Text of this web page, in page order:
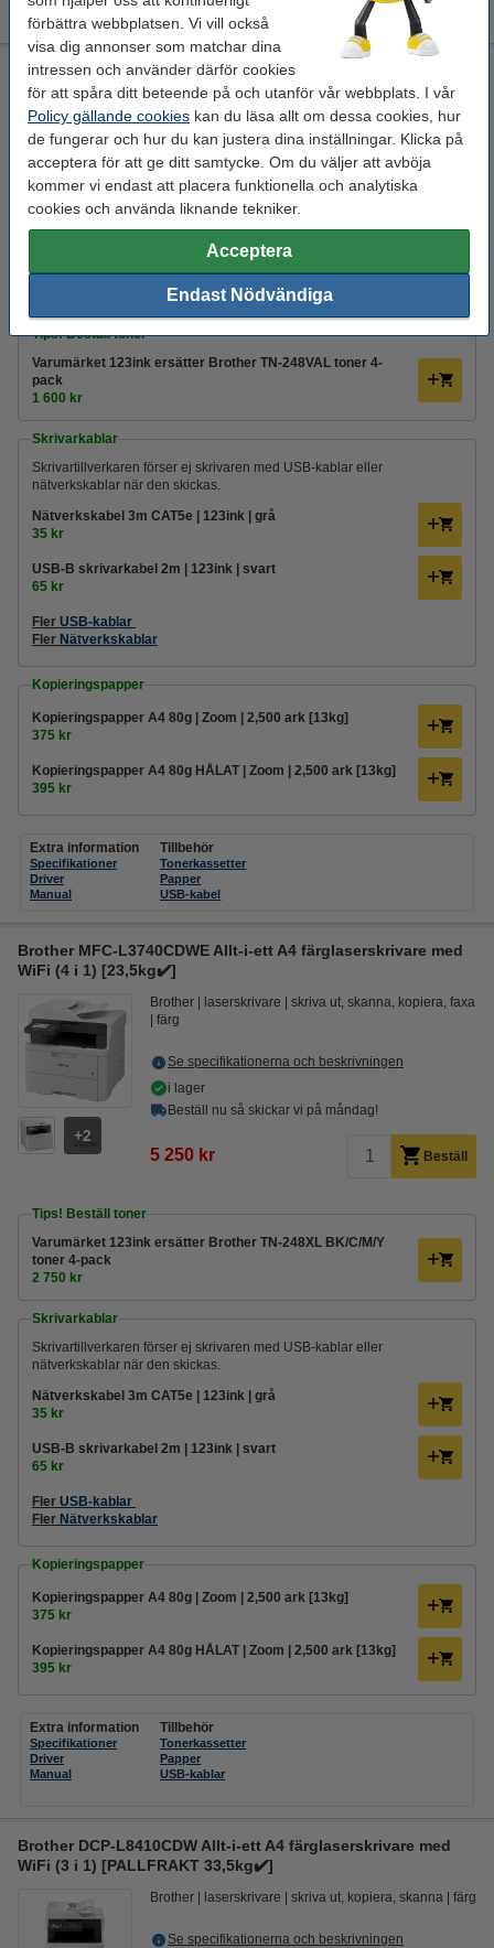
förbättra webbplatsen. Vi vill också
visa dig annonser som matchar dina
intressen och använder därför cookies
för att spåra ditt beteende på och utanför vår webbplats. I vår
Policy gällande cookies kan du läsa allt om dessa cookies, hur
de fungerar och hur du kan justera dina inställningar. Klicka på
acceptera för att ge ditt samtycke. Om du väljer att avböja
kommer vi endast att placera funktionella och analytiska
cookies och använda liknande tekniker.
Acceptera
Endast Nödvändiga
Brother MFC-L3760CDW Allt-i-ett A4 färglaserskrivare med
WiFi (4 i 1) [24kg✔️]
Brother laserskrivare
skriva ut, skanna, kopiera, faxa
färg
Se specifikationerna och beskrivningen
i lager
Beställ nu så skickar vi på måndag!
4 900 kr Beställ
Tips! Beställ toner
Varumärket 123ink ersätter Brother TN-248VAL toner 4-
pack
1 600 kr
Skrivarkablar
Skrivartillverkaren förser ej skrivaren med USB-kablar eller
nätverkskablar när den skickas.
Nätverkskabel 3m CAT5e | 123ink | grå
35 kr
USB-B skrivarkabel 2m | 123ink | svart
65 kr
Fler USB-kablar
Fler Nätverkskablar
Kopieringspapper
Kopieringspapper A4 80g | Zoom | 2,500 ark [13kg]
375 kr
Kopieringspapper A4 80g HÅLAT | Zoom | 2,500 ark [13kg]
395 kr
Extra information
Specifikationer
Driver
Manual
Tillbehör
Tonerkassetter
Papper
USB-kabel
Brother MFC-L3740CDWE Allt-i-ett A4 färglaserskrivare med
WiFi (4 i 1) [23,5kg✔️]
2
Brother laserskrivare
skriva ut, skanna, kopiera, faxa
färg
Se specifikationerna och beskrivningen
i lager
Beställ nu så skickar vi på måndag!
5 250 kr Beställ
Tips! Beställ toner
Varumärket 123ink ersätter Brother TN-248XL BK/C/M/Y
toner 4-pack
2 750 kr
Skrivarkablar
Skrivartillverkaren förser ej skrivaren med USB-kablar eller
nätverkskablar när den skickas.
Nätverkskabel 3m CAT5e | 123ink | grå
35 kr
USB-B skrivarkabel 2m | 123ink | svart
65 kr
Fler USB-kablar
Fler Nätverkskablar
Kopieringspapper
Kopieringspapper A4 80g | Zoom | 2,500 ark [13kg]
375 kr
Kopieringspapper A4 80g HÅLAT | Zoom | 2,500 ark [13kg]
395 kr
Extra information
Specifikationer
Driver
Manual
Tillbehör
Tonerkassetter
Papper
USB-kablar
Brother DCP-L8410CDW Allt-i-ett A4 färglaserskrivare med
WiFi (3 i 1) [PALLFRAKT 33,5kg✔️]
Brother laserskrivare skriva ut, kopiera, skanna färg
Se specifikationerna och beskrivningen